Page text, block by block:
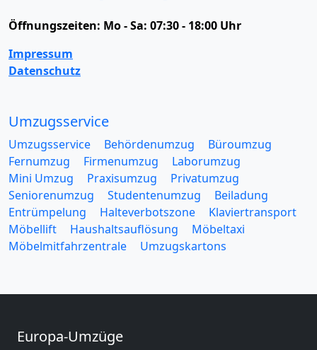
Öffnungszeiten: Mo - Sa: 07:30 - 18:00 Uhr
Impressum
Datenschutz
Umzugsservice
Umzugsservice Behördenumzug
Büroumzug
Fernumzug
Firmenumzug
Laborumzug
Mini Umzug
Praxisumzug
Privatumzug
Seniorenumzug
Studentenumzug
Beiladung
Entrümpelung
Halteverbotszone
Klaviertransport
Möbellift
Haushaltsauflösung
Möbeltaxi
Möbelmitfahrzentrale
Umzugskartons
Europa-Umzüge